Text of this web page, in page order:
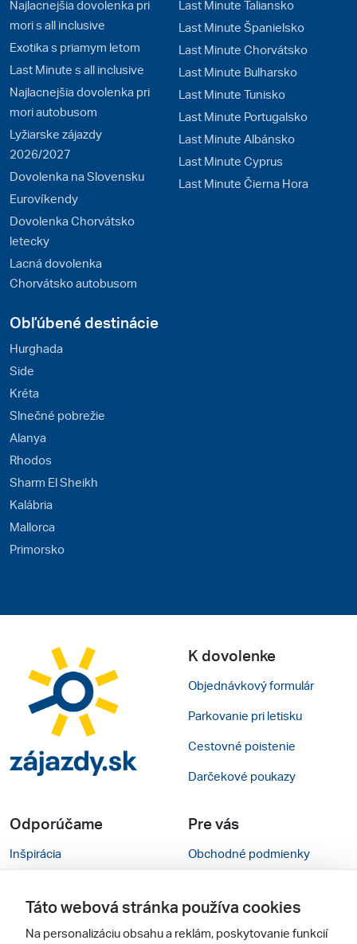
Najlacnejšia dovolenka pri
mori s all inclusive
Exotika s priamym letom
Last Minute s all inclusive
Najlacnejšia dovolenka pri
mori autobusom
Lyžiarske zájazdy
2026/2027
Dovolenka na Slovensku
Eurovíkendy
Dovolenka Chorvátsko
letecky
Lacná dovolenka
Chorvátsko autobusom
Last Minute Taliansko
Last Minute Španielsko
Last Minute Chorvátsko
Last Minute Bulharsko
Last Minute Tunisko
Last Minute Portugalsko
Last Minute Albánsko
Last Minute Cyprus
Last Minute Čierna Hora
Obľúbené destinácie
Hurghada
Side
Kréta
Slnečné pobrežie
Alanya
Rhodos
Sharm El Sheikh
Kalábria
Mallorca
Primorsko
K dovolenke
Objednávkový formulár
Parkovanie pri letisku
Cestovné poistenie
Darčekové poukazy
Odporúčame
Inšpirácia
Cestovné kancelárie
Pre vás
Obchodné podmienky
Nastavenie cookies
Táto webová stránka používa cookies
Na personalizáciu obsahu a reklám, poskytovanie funkcií